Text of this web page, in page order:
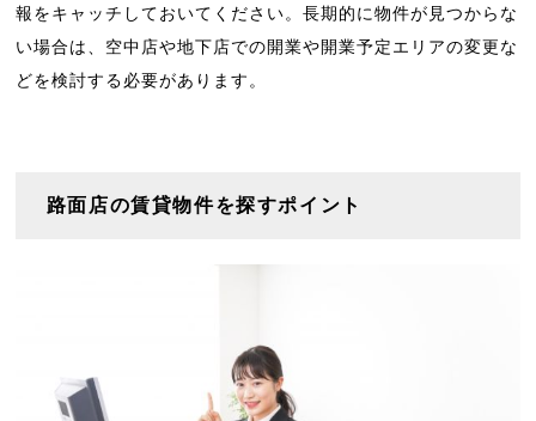
報をキャッチしておいてください。長期的に物件が見つからな
い場合は、空中店や地下店での開業や開業予定エリアの変更な
どを検討する必要があります。
路面店の賃貸物件を探すポイント